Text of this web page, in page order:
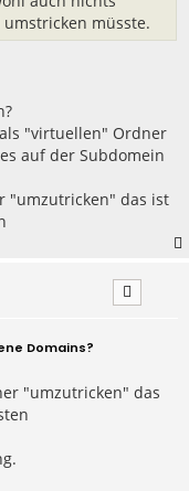
müsste.
"virtuellen" Ordner
auf der Subdomein
"umzutricken" das ist
Domains?
"umzutricken" das